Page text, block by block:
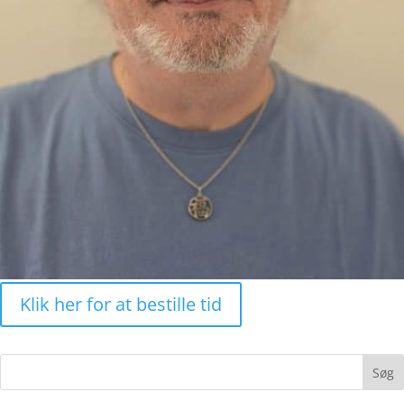
Klik her for at bestille tid
Søg